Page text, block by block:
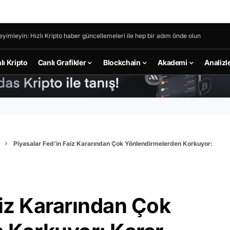
Hızlı Kripto haber güncellemeleri ile hep bir adım önde olun
Kripto Canlı Grafikler Blockchain Akademi
Piyasalar Fed’in Faiz Kararından Çok Yönlendirmelerden Korkuyor:
Kararından Çok